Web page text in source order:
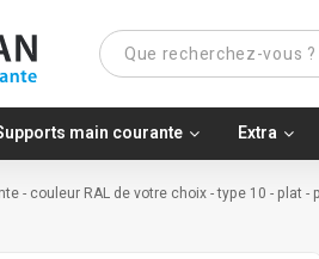
main courante Extra
- couleur RAL de votre choix - type 10 -